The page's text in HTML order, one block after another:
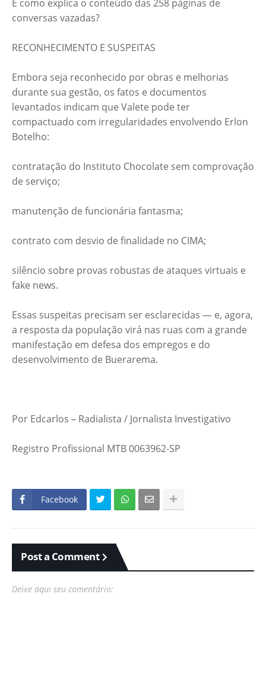
E como explica o conteúdo das 258 páginas de
conversas vazadas?
RECONHECIMENTO E SUSPEITAS
Embora seja reconhecido por obras e melhorias
durante sua gestão, os fatos e documentos
levantados indicam que Valete pode ter
compactuado com irregularidades envolvendo Erlon
Botelho:
contratação do Instituto Chocolate sem comprovação
de serviço;
manutenção de funcionária fantasma;
contrato com desvio de finalidade no CIMA;
silêncio sobre provas robustas de ataques virtuais e
fake news.
Essas suspeitas precisam ser esclarecidas — e, agora,
a resposta da população virá nas ruas com a grande
manifestação em defesa dos empregos e do
desenvolvimento de Buerarema.
Por Edcarlos – Radialista / Jornalista Investigativo
Registro Profissional MTB 0063962-SP
Facebook
Post a Comment
Deixe aqui seu comentário: